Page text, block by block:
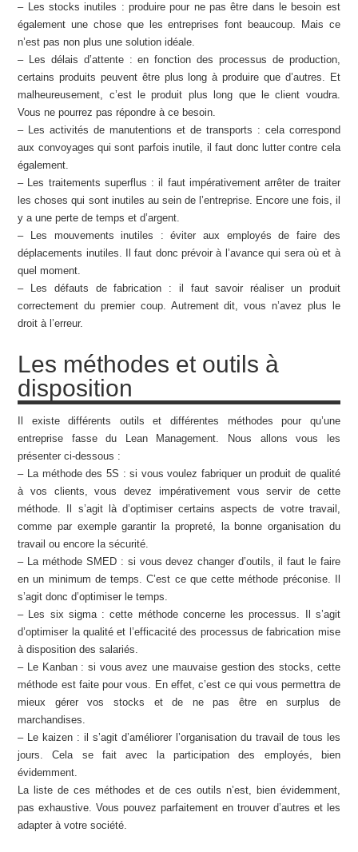
– Les stocks inutiles : produire pour ne pas être dans le besoin est
également une chose que les entreprises font beaucoup. Mais ce
n’est pas non plus une solution idéale.
– Les délais d’attente : en fonction des processus de production,
certains produits peuvent être plus long à produire que d’autres. Et
malheureusement, c’est le produit plus long que le client voudra.
Vous ne pourrez pas répondre à ce besoin.
– Les activités de manutentions et de transports : cela correspond
aux convoyages qui sont parfois inutile, il faut donc lutter contre cela
également.
– Les traitements superflus : il faut impérativement arrêter de traiter
les choses qui sont inutiles au sein de l’entreprise. Encore une fois, il
y a une perte de temps et d’argent.
– Les mouvements inutiles : éviter aux employés de faire des
déplacements inutiles. Il faut donc prévoir à l’avance qui sera où et à
quel moment.
– Les défauts de fabrication : il faut savoir réaliser un produit
correctement du premier coup. Autrement dit, vous n’avez plus le
droit à l’erreur.
Les méthodes et outils à
disposition
Il existe différents outils et différentes méthodes pour qu’une
entreprise fasse du Lean Management. Nous allons vous les
présenter ci-dessous :
– La méthode des 5S : si vous voulez fabriquer un produit de qualité
à vos clients, vous devez impérativement vous servir de cette
méthode. Il s’agit là d’optimiser certains aspects de votre travail,
comme par exemple garantir la propreté, la bonne organisation du
travail ou encore la sécurité.
– La méthode SMED : si vous devez changer d’outils, il faut le faire
en un minimum de temps. C’est ce que cette méthode préconise. Il
s’agit donc d’optimiser le temps.
– Les six sigma : cette méthode concerne les processus. Il s’agit
d’optimiser la qualité et l’efficacité des processus de fabrication mise
à disposition des salariés.
– Le Kanban : si vous avez une mauvaise gestion des stocks, cette
méthode est faite pour vous. En effet, c’est ce qui vous permettra de
mieux gérer vos stocks et de ne pas être en surplus de
marchandises.
– Le kaizen : il s’agit d’améliorer l’organisation du travail de tous les
jours. Cela se fait avec la participation des employés, bien
évidemment.
La liste de ces méthodes et de ces outils n’est, bien évidemment,
pas exhaustive. Vous pouvez parfaitement en trouver d’autres et les
adapter à votre société.